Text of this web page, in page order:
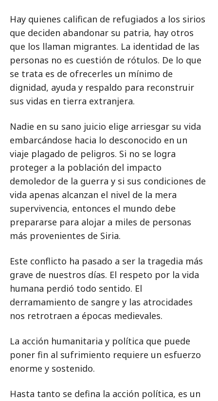
Hay quienes califican de refugiados a los sirios
que deciden abandonar su patria, hay otros
que los llaman migrantes. La identidad de las
personas no es cuestión de rótulos. De lo que
se trata es de ofrecerles un mínimo de
dignidad, ayuda y respaldo para reconstruir
sus vidas en tierra extranjera.
Nadie en su sano juicio elige arriesgar su vida
embarcándose hacia lo desconocido en un
viaje plagado de peligros. Si no se logra
proteger a la población del impacto
demoledor de la guerra y si sus condiciones de
vida apenas alcanzan el nivel de la mera
supervivencia, entonces el mundo debe
prepararse para alojar a miles de personas
más provenientes de Siria.
Este conflicto ha pasado a ser la tragedia más
grave de nuestros días. El respeto por la vida
humana perdió todo sentido. El
derramamiento de sangre y las atrocidades
nos retrotraen a épocas medievales.
La acción humanitaria y política que puede
poner fin al sufrimiento requiere un esfuerzo
enorme y sostenido.
Hasta tanto se defina la acción política, es un